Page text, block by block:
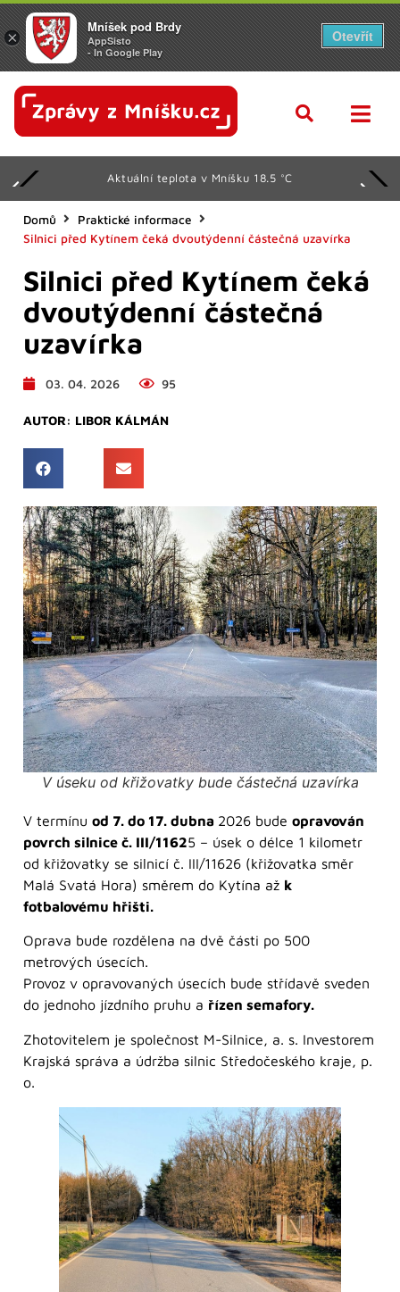
Aktuální teplota v Mníšku 18.5 °C
Domů
Praktické informace
Silnici před Kytínem čeká dvoutýdenní částečná uzavírka
Silnici před Kytínem čeká
dvoutýdenní částečná
uzavírka
03. 04. 2026 95
AUTOR: LIBOR KÁLMÁN
V úseku od křižovatky bude částečná uzavírka
V termínu od 7. do 17. dubna 2026 bude opravován
povrch silnice č. III/11625 – úsek o délce 1 kilometr
od křižovatky se silnicí č. III/11626 (křižovatka směr
Malá Svatá Hora) směrem do Kytína až k
fotbalovému hřišti.
Oprava bude rozdělena na dvě části po 500
metrových úsecích.
Provoz v opravovaných úsecích bude střídavě sveden
do jednoho jízdního pruhu a řízen semafory.
Zhotovitelem je společnost M-Silnice, a. s. Investorem
Krajská správa a údržba silnic Středočeského kraje, p.
o.
×
Mníšek pod Brdy
AppSisto
- In Google Play
Otevřít